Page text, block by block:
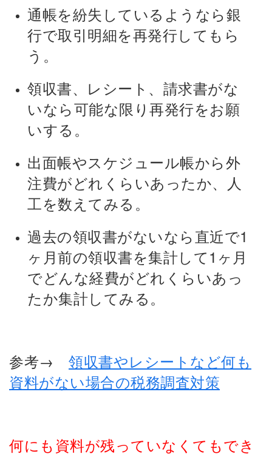
通帳を紛失しているようなら銀
行で取引明細を再発行してもら
う。
領収書、レシート、請求書がな
いなら可能な限り再発行をお願
いする。
出面帳やスケジュール帳から外
注費がどれくらいあったか、人
工を数えてみる。
過去の領収書がないなら直近で1
ヶ月前の領収書を集計して1ヶ月
でどんな経費がどれくらいあっ
たか集計してみる。
参考→ 領収書やレシートなど何も
資料がない場合の税務調査対策
何にも資料が残っていなくてもでき